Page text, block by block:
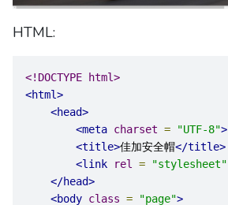
HTML:
<!DOCTYPE html>
<html>
<head>
<meta charset = "UTF-8">
<title>佳加安全帽</title>
<link
rel = "stylesheet"
</head>
<body class = "page">